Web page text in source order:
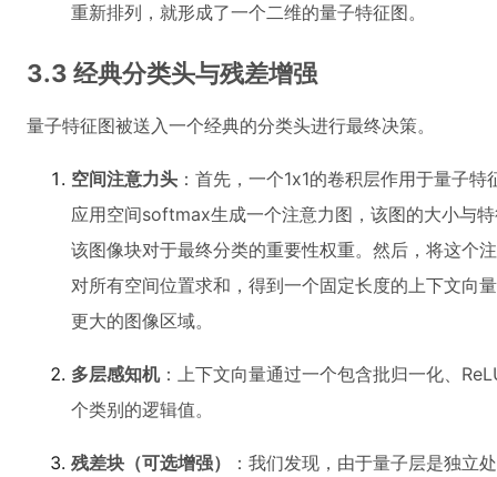
重新排列，就形成了一个二维的量子特征图。
3.3 经典分类头与残差增强
量子特征图被送入一个经典的分类头进行最终决策。
空间注意力头 ：首先，一个1x1的卷积层作用于量子
应用空间softmax生成一个注意力图，该图的大小与
该图像块对于最终分类的重要性权重。然后，将这个
对所有空间位置求和，得到一个固定长度的上下文向
更大的图像区域。
多层感知机：上下文向量通过一个包含批归一化、
个类别的逻辑值。
残差块（可选增强）
：我们发现，由于量子层是独立